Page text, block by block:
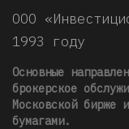
ООО
1993 году
Основные
брокерское
Московской бирже
бумагами.